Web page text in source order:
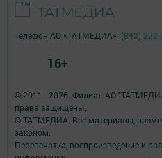
© 2011 - 2026. Филиал АО
права защищены.
© ТАТМЕДИА. Все материалы,
законом.
Перепечатка, воспроизведение и
Телефон АО «ТАТМЕДИА»: (843) 222
16+